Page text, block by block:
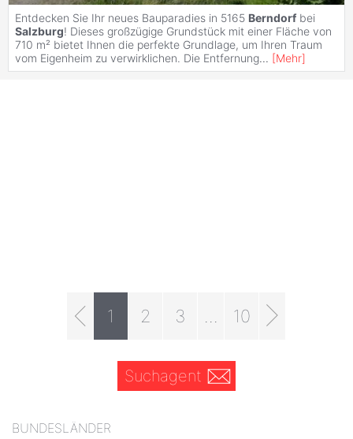
Entdecken Sie Ihr neues Bauparadies in 5165 Berndorf bei
Salzburg! Dieses großzügige Grundstück mit einer Fläche von
710 m² bietet Ihnen die perfekte Grundlage, um Ihren Traum
vom Eigenheim zu verwirklichen. Die Entfernung... [Mehr]
1 2 3 10
Suchagent
BUNDESLÄNDER